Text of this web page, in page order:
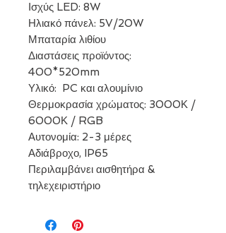
Ισχύς LED: 8W
Ηλιακό πάνελ: 5V/20W
Μπαταρία λιθίου
Διαστάσεις προϊόντος:
400*520mm
Υλικό: PC και αλουμίνιο
Θερμοκρασία χρώματος: 3000Κ /
6000Κ / RGB
Αυτονομία: 2-3 μέρες
Αδιάβροχο, IP65
Περιλαμβάνει αισθητήρα &
τηλεχειριστήριο